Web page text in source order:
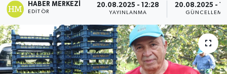
HABER MERKEZI
EDITÖR
20.08.2025 - 12:28
YAYINLANMA
20.08.2025 -
GÜNCELLEME
TRABZONSPOR
Yaşam